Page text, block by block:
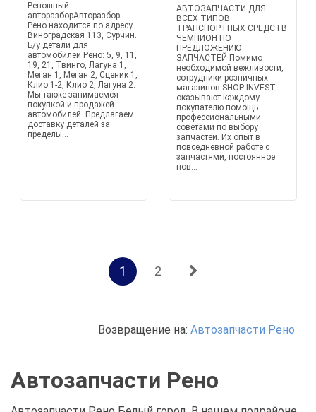
Реношный
авторазборАвторазбор
Рено находится по адресу
Виноградская 113, Сурчин.
Б/у детали для
автомобилей Рено: 5, 9, 11,
19, 21, Твинго, Лагуна 1,
Меган 1, Меган 2, Сценик 1,
Клио 1-2, Клио 2, Лагуна 2.
Мы также занимаемся
покупкой и продажей
автомобилей. Предлагаем
доставку деталей за
пределы...
АВТОЗАПЧАСТИ ДЛЯ
ВСЕХ ТИПОВ
ТРАНСПОРТНЫХ СРЕДСТВ
ЧЕМПИОН ПО
ПРЕДЛОЖЕНИЮ
ЗАПЧАСТЕЙ Помимо
необходимой вежливости,
сотрудники розничных
магазинов SHOP INVEST
оказывают каждому
покупателю помощь
профессиональными
советами по выбору
запчастей. Их опыт в
повседневной работе с
запчастями, постоянное
пов...
1 2
Возвращение на: Автозапчасти Рено
Автозапчасти Рено